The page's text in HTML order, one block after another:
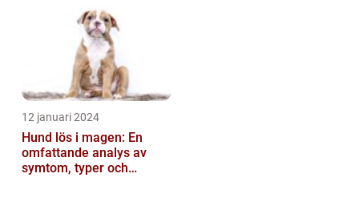
12 januari 2024
Hund lös i magen: En
omfattande analys av
symtom, typer och